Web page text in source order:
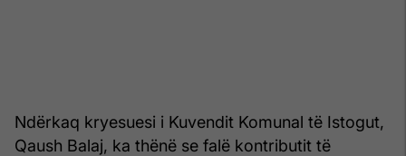
Ndërkaq kryesuesi i Kuvendit Komunal të Istogut,
Qaush Balaj, ka thënë se falë kontributit të